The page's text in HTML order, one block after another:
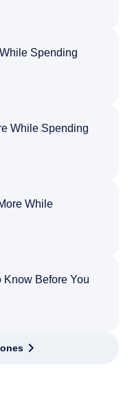
Spending
While Spending
While
Know Before You